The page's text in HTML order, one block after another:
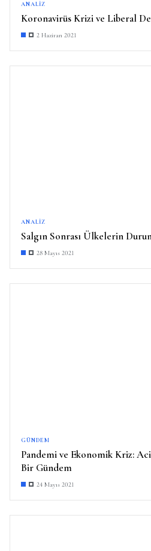
ANALIZ
Koronavirüs Krizi ve Liberal
2 Haziran 2021
ANALIZ
Salgın Sonrası Ülkelerin
28 Mayıs 2021
GÜNDEM
Pandemi ve Ekonomik Kriz:
Bir Gündem
24 Mayıs 2021